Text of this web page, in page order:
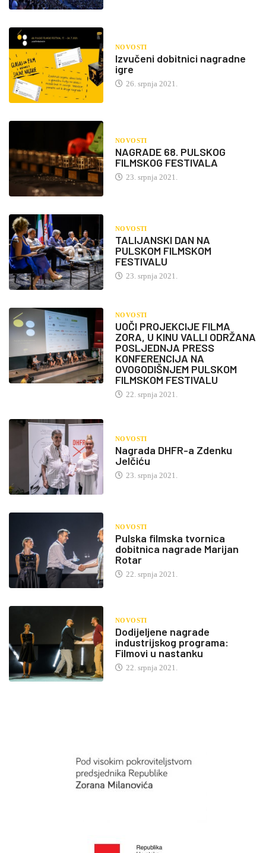
NOVOSTI
Izvučeni dobitnici nagradne
igre
26. srpnja 2021.
NOVOSTI
NAGRADE 68. PULSKOG
FILMSKOG FESTIVALA
23. srpnja 2021.
NOVOSTI
TALIJANSKI DAN NA
PULSKOM FILMSKOM
FESTIVALU
23. srpnja 2021.
NOVOSTI
UOČI PROJEKCIJE FILMA
ZORA, U KINU VALLI ODRŽANA
POSLJEDNJA PRESS
KONFERENCIJA NA
OVOGODIŠNJEM PULSKOM
FILMSKOM FESTIVALU
22. srpnja 2021.
NOVOSTI
Nagrada DHFR-a Zdenku
Jelčiću
23. srpnja 2021.
NOVOSTI
Pulska filmska tvornica
dobitnica nagrade Marijan
Rotar
22. srpnja 2021.
NOVOSTI
Dodijeljene nagrade
industrijskog programa:
Filmovi u nastanku
22. srpnja 2021.